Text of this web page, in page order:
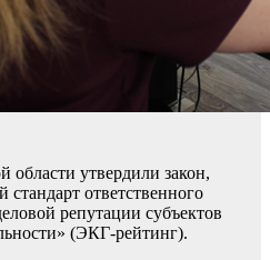
области утвердили закон,
ответственного
репутации субъектов
(ЭКГ-рейтинг).